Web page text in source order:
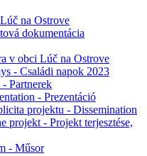
na Ostrove
dokumentácia
v obci Lúč na Ostrove
- Családi napok 2023
- Partnerek
- Prezentáció
projektu - Dissemination
projekt - Projekt terjesztése,
- Műsor